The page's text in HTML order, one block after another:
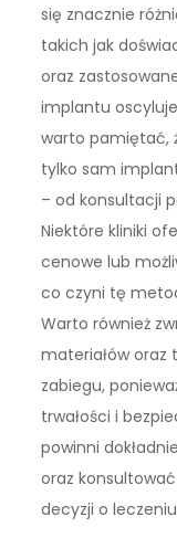
się znacznie
takich jak
oraz
implantu
warto pamiętać,
tylko sam
– od konsultacji
Niektóre kliniki
cenowe lub
co czyni tę
Warto również
materiałów oraz
zabiegu,
trwałości i
powinni
oraz
decyzji o